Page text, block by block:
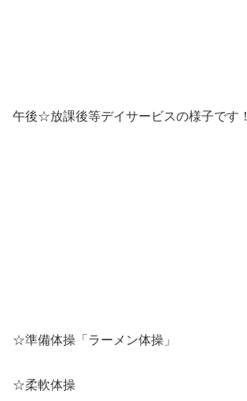
午後☆放課後等デイサービスの様子です！
☆準備体操「ラーメン体操」
☆柔軟体操